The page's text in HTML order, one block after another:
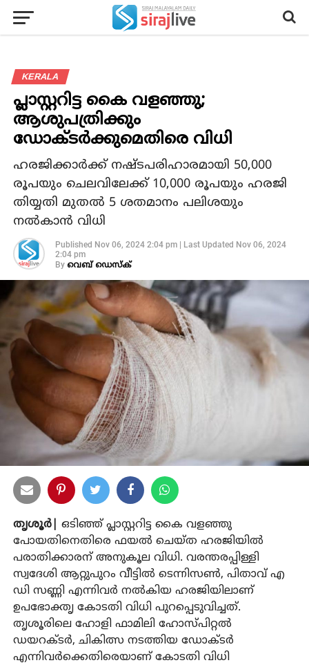
KERALA
പ്ലാസ്റ്ററിട്ട കൈ വളഞ്ഞു;
ആശുപത്രിക്കും
ഡോക്ടര്‍ക്കുമെതിരെ വിധി
ഹരജിക്കാര്‍ക്ക് നഷ്ടപരിഹാരമായി 50,000
രൂപയും ചെലവിലേക്ക് 10,000 രൂപയും ഹരജി
തിയ്യതി മുതല്‍ 5 ശതമാനം പലിശയും
നല്‍കാന്‍ വിധി
Published Nov 06, 2024 2:04 pm| Last Updated Nov 06, 2024
2:04 pm
By വെബ് ഡെസ്‌ക്
തൃശൂര്‍|
ഒടിഞ്ഞ് പ്ലാസ്റ്ററിട്ട കൈ വളഞ്ഞു
പോയതിനെതിരെ ഫയല്‍ ചെയ്ത ഹരജിയില്‍
പരാതിക്കാരന് അനുകൂല വിധി. വരന്തരപ്പിള്ളി
സ്വദേശി ആറ്റുപുറം വീട്ടില്‍ ടെന്നിസണ്‍, പിതാവ് എ
ഡി സണ്ണി എന്നിവര്‍ നല്‍കിയ ഹരജിയിലാണ്
ഉപഭോക്തൃ കോടതി വിധി പുറപ്പെടുവിച്ചത്.
തൃശൂരിലെ ഹോളി ഫാമിലി ഹോസ്പിറ്റല്‍
ഡയറക്ടര്‍, ചികിത്സ നടത്തിയ ഡോക്ടര്‍
എന്നിവര്‍ക്കെതിരെയാണ് കോടതി വിധി